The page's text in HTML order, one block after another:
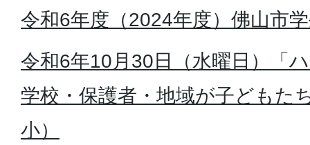
令和6年度（2024年度）佛山市
令和6年10月30日（水曜日）「
学校・保護者・地域が子どもた
小）